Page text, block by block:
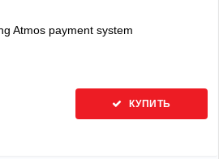
Atmos payment system
КУПИТЬ